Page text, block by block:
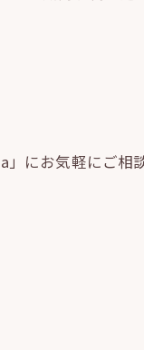
にお気軽にご相